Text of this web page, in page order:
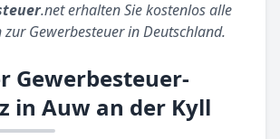
.net erhalten Sie kostenlos alle
Gewerbesteuer in Deutschland.
Gewerbesteuer-
in Auw an der Kyll